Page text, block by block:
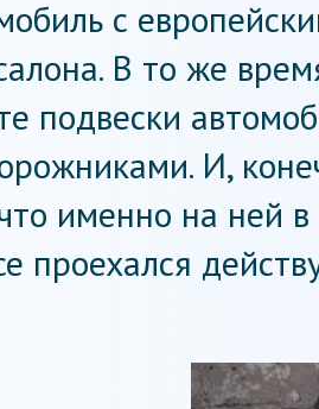
с
В то же
подвески
И,
именно на ней
проехался